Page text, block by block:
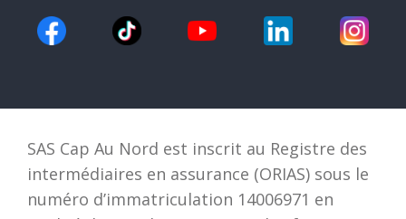
SAS Cap Au Nord est inscrit au Registre des
intermédiaires en assurance (ORIAS) sous le
numéro d’immatriculation 14006971 en